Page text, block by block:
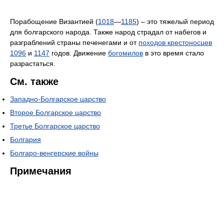
Порабощение Византией (1018—1185) – это тяжелый период
для болгарского народа. Также народ страдал от набегов и
разграблений страны печенегами и от походов крестоносцев
1096 и 1147 годов. Движение богомилов в это время стало
разрастаться.
См. также
Западно-Болгарское царство
Второе Болгарское царство
Третье Болгарское царство
Болгария
Болгаро-венгерские войны
Примечания